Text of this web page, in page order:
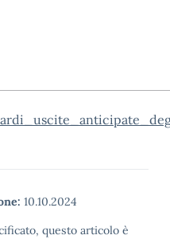
10.10.2024
questo articolo è